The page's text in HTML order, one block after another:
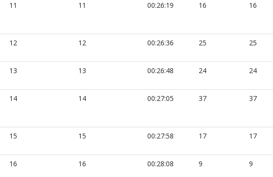
11 11 00:26:19 16 16
12 12 00:26:36 25 25
13 13 00:26:48 24 24
14 14 00:27:05 37 37
15 15 00:27:58 17 17
16 16 00:28:08 9 9